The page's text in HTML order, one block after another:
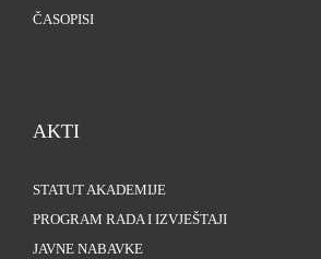
ČASOPISI
AKTI
STATUT AKADEMIJE
PROGRAM RADA I IZVJEŠTAJI
JAVNE NABAVKE